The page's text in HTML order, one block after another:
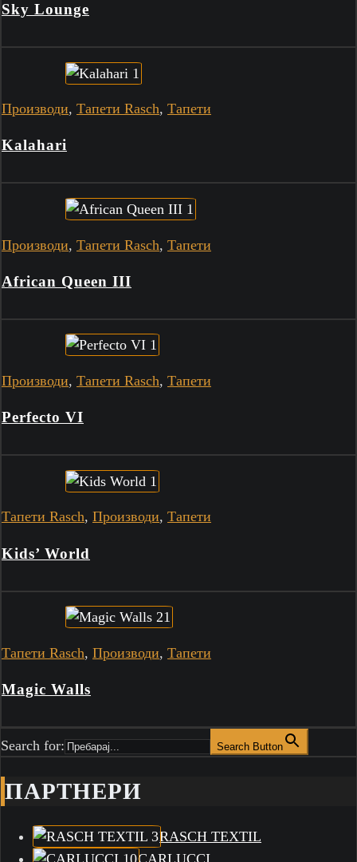
Sky Lounge
Производи, Тапети Rasch, Тапети
Kalahari
Производи, Тапети Rasch, Тапети
African Queen III
Производи, Тапети Rasch, Тапети
Perfecto VI
Тапети Rasch, Производи, Тапети
Kids’ World
Тапети Rasch, Производи, Тапети
Magic Walls
Search for: Search Button
ПАРТНЕРИ
RASCH TEXTIL
CARLUCCI